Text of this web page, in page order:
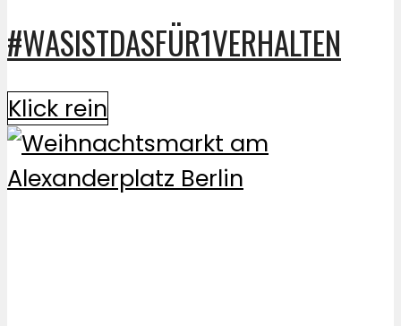
#WASISTDASFÜR1VERHALTEN
Klick rein